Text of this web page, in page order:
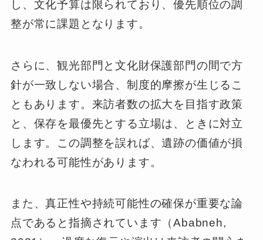
し、文化予算は限られており、優先順位の調
整が常に課題となります。
さらに、観光部門と文化財保護部門の間で方
針が一致しない場合、制度的摩擦が生じるこ
ともあります。来訪者数の拡大を目指す政策
と、保存を最優先とする立場は、ときに対立
します。この調整を誤れば、遺跡の価値が損
なわれる可能性があります。
また、真正性や持続可能性の確保が重要な論
点であると指摘されています（Ababneh,